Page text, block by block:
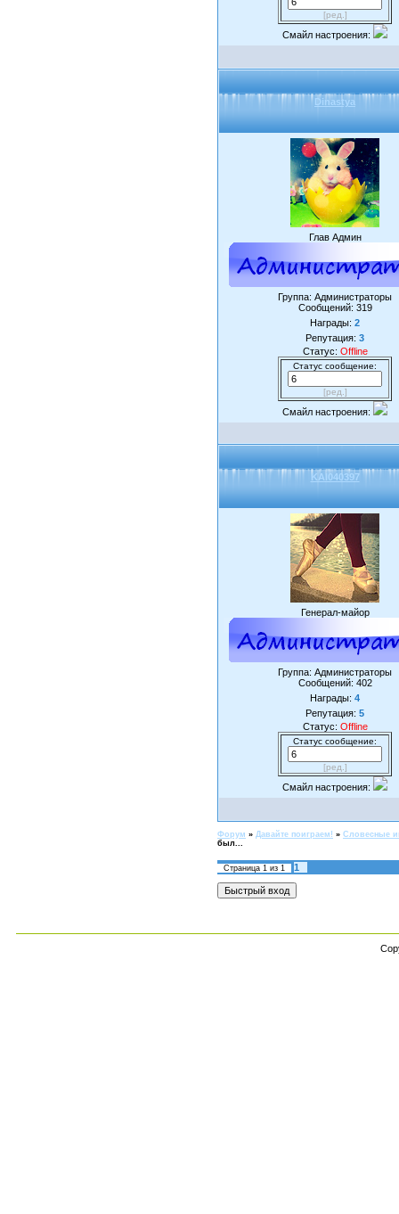
[ред.]
Смайл настроения:
Dinastya
Глав Админ
Группа: Администраторы
Сообщений: 319
Награды: 2
Репутация: 3
Статус: Offline
Статус сообщение:
[ред.]
Смайл настроения:
KAI040397
Генерал-майор
Группа: Администраторы
Сообщений: 402
Награды: 4
Репутация: 5
Статус: Offline
Статус сообщение:
[ред.]
Смайл настроения:
Форум » Давайте поиграем! » Словесные
был...
Страница 1 из 1 1